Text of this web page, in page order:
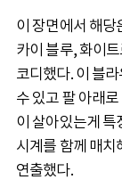
이 장면에서 해당
카이 블루, 화이
코디했다. 이 블
수 있고 팔 아래
이 살아있는게 특
시계를 함께 매치
연출했다.